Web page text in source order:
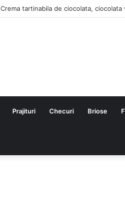
Crema tartinabila de ciocolata, ciocolata
Prajituri Checuri Briose